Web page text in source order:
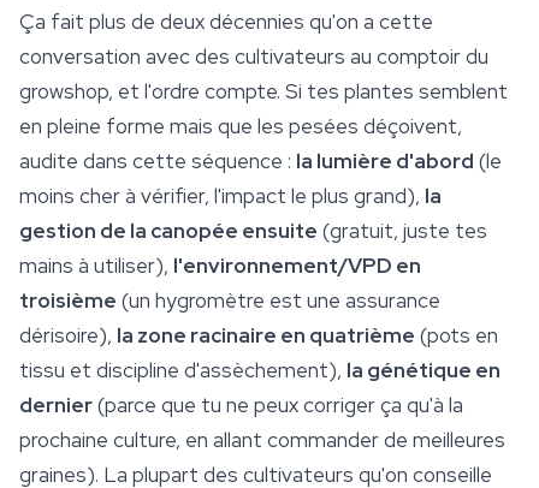
Ça fait plus de deux décennies qu'on a cette
conversation avec des cultivateurs au comptoir du
growshop, et l'ordre compte. Si tes plantes semblent
en pleine forme mais que les pesées déçoivent,
audite dans cette séquence : la lumière d'abord (le
moins cher à vérifier, l'impact le plus grand), la
gestion de la canopée ensuite (gratuit, juste tes
mains à utiliser), l'environnement/VPD en
troisième (un hygromètre est une assurance
dérisoire), la zone racinaire en quatrième (pots en
tissu et discipline d'assèchement), la génétique en
dernier(parce que tu ne peux corriger ça qu'à la
prochaine culture, en allant commander de meilleures
graines). La plupart des cultivateurs qu'on conseille